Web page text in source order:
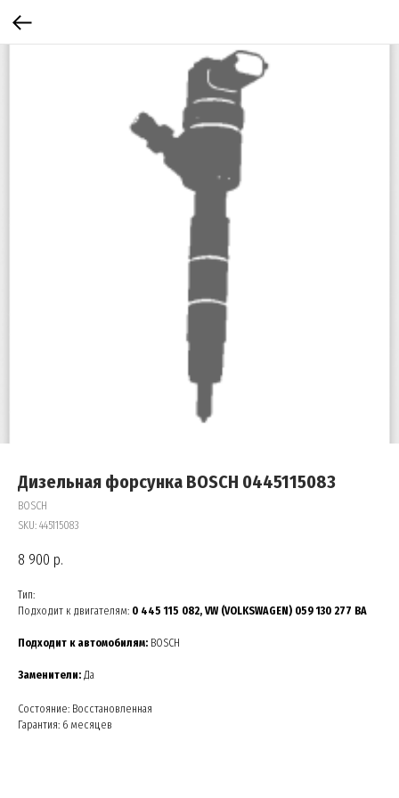
Дизельная форсунка BOSCH 0445115083
BOSCH
SKU: 445115083
8 900 р.
Тип:
Подходит к двигателям: 0 445 115 082, VW (VOLKSWAGEN) 059 130 277 BA
Подходит к автомобилям: BOSCH
Заменители: Да
Состояние: Восстановленная
Гарантия: 6 месяцев